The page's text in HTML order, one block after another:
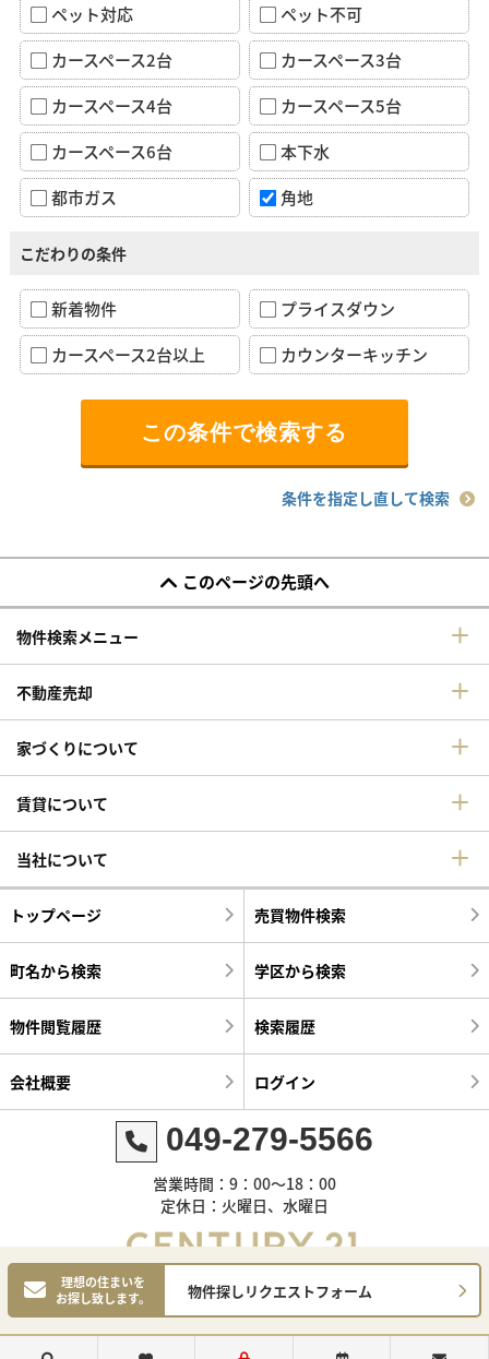
理想の住まいを
お探し致します。
物件探しリクエストフォーム
ペット対応
ペット不可
カースペース2台
カースペース3台
カースペース4台
カースペース5台
カースペース6台
本下水
都市ガス
角地
こだわりの条件
新着物件
プライスダウン
カースペース2台以上
カウンターキッチン
条件を指定し直して検索
このページの先頭へ
物件検索メニュー
不動産売却
家づくりについて
賃貸について
当社について
トップページ 売買物件検索
町名から検索 学区から検索
物件閲覧履歴 検索履歴
会社概要 ログイン
049-279-5566
営業時間：9：00～18：00
定休日：火曜日、水曜日
©センチュリー21明和ハウス